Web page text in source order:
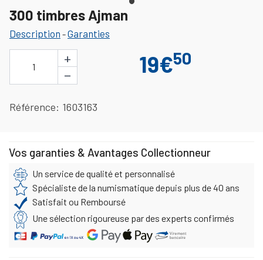
300 timbres Ajman
Description -Garanties
1
+
−
19€50
Référence 1603163
Vos garanties & Avantages Collectionneur
Un service de qualité et personnalisé
Spécialiste de la numismatique depuis plus de 40 ans
Satisfait ou Remboursé
Une sélection rigoureuse par des experts confirmés